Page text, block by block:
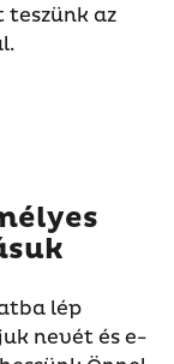
teszünk az
lép
nevét és e-